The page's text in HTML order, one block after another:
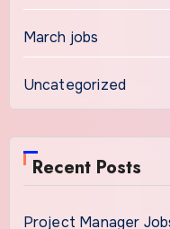
March jobs
Uncategorized
Recent Posts
Project Manager